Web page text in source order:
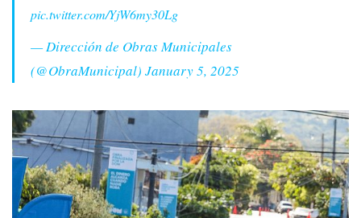
pic.twitter.com/YjW6my30Lg
— Dirección de Obras Municipales
(@ObraMunicipal) January 5, 2025